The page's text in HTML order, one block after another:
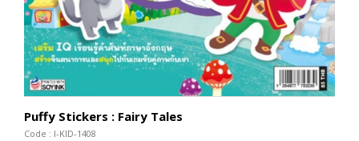
Puffy Stickers : Fairy Tales
Code : I-KID-1408